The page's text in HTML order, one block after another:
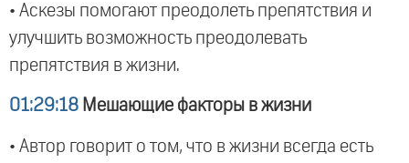
• Аскезы помогают преодолеть препятствия и
улучшить возможность преодолевать
препятствия в жизни.
01:29:18 Мешающие факторы в жизни
• Автор говорит о том, что в жизни всегда есть